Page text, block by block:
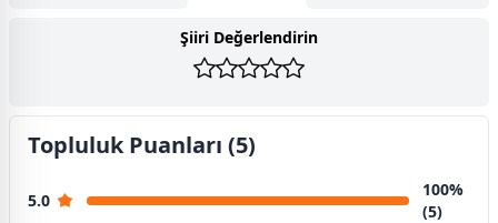
Şiiri Değerlendirin
Topluluk Puanları (5)
5.0
100%
(5)